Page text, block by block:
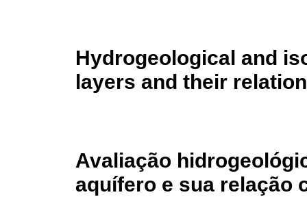
Hydrogeological and
layers and their
Avaliação
aquífero e sua relação